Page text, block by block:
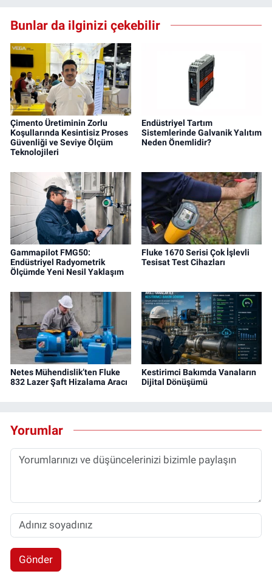
Bunlar da ilginizi çekebilir
Çimento Üretiminin Zorlu
Koşullarında Kesintisiz Proses
Güvenliği ve Seviye Ölçüm
Teknolojileri
Endüstriyel Tartım
Sistemlerinde Galvanik Yalıtım
Neden Önemlidir?
Gammapilot FMG50:
Endüstriyel Radyometrik
Ölçümde Yeni Nesil Yaklaşım
Fluke 1670 Serisi Çok İşlevli
Tesisat Test Cihazları
Netes Mühendislik’ten Fluke
832 Lazer Şaft Hizalama Aracı
Kestirimci Bakımda Vanaların
Dijital Dönüşümü
Yorumlar
Gönder